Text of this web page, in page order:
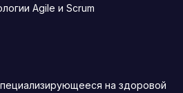
Agile и Scrum
на здоровой